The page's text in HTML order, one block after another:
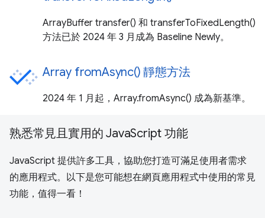
ArrayBuffer transfer() 和 transferToFixedLength()
方法已於 2024 年 3 月成為 Baseline Newly。
Array fromAsync() 靜態方法
2024 年 1 月起，Array.fromAsync() 成為新基準。
熟悉常見且實用的 JavaScript 功能
JavaScript 提供許多工具，協助您打造可滿足使用者需求
的應用程式。以下是您可能想在網頁應用程式中使用的常見
功能，值得一看！